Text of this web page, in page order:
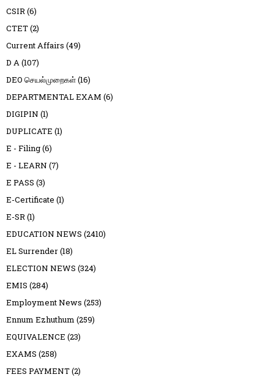
CSIR(6)
CTET(2)
Current Affairs (49)
D A(107)
DEO செயல்முறைகள்(16)
DEPARTMENTAL EXAM (6)
DIGIPIN (1)
DUPLICATE (1)
E - Filing(6)
E - LEARN (7)
E PASS (3)
E-Certificate (1)
E-SR(1)
EDUCATION NEWS (2410)
EL Surrender(18)
ELECTION NEWS (324)
EMIS (284)
Employment News (253)
Ennum Ezhuthum (259)
EQUIVALENCE (23)
EXAMS (258)
FEES PAYMENT(2)